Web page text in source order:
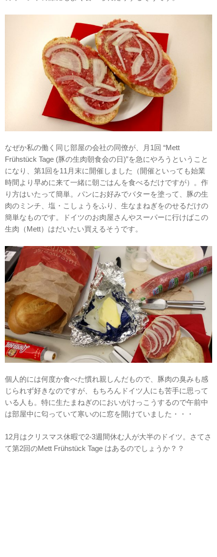
なぜか私の働く同じ部屋の会社の同僚が、月1回 “Mett
Frühstück Tage (豚の生肉朝食会の日)”を急にやろうということ
になり、第1回を11月末に開催しました（開催といっても始業
時間より早めに来て一緒に朝ごはんを食べるだけですが）。作
り方はいたって簡単。パンにお好みでバターを塗って、豚の生
肉のミンチ、塩・こしょうをふり、生なまねぎをのせるだけの
簡単なものです。ドイツのお肉屋さんやスーパーに行けばこの
生肉（Mett）はだいたい買えるそうです。
個人的には何度か食べた慣れ親しんだもので、豚肉の臭みも感
じられず好きなのですが、もちろんドイツ人にも苦手に思って
いる人も。特に生たまねぎのにおいがけっこうするので午前中
は部屋中に匂っていて寒いのに窓を開けていました・・・
12月はクリスマス休暇で2-3週間休む人が大半のドイツ。さてさ
て第2回のMett Frühstück Tage はあるのでしょうか？？